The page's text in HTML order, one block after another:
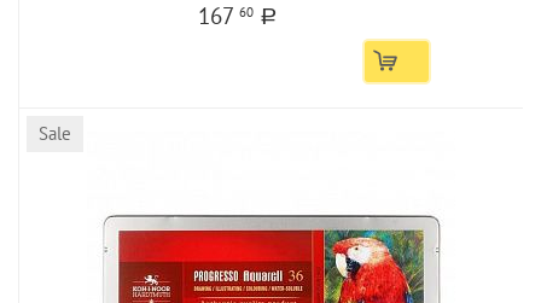
167 60 a
Sale